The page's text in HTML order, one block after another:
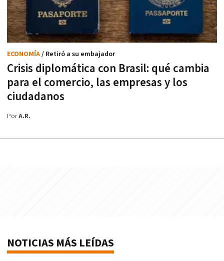
Crisis diplomática con Brasil: qué cambia
para el comercio, las empresas y los
ciudadanos
ECONOMÍA/ Retiró a su embajador
PorA.R.
NOTICIAS MÁS LEÍDAS